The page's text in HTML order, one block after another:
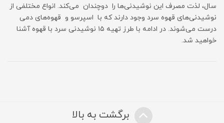
سال، لذت مصرف این نوشیدنی‌ها را دوچندان می‌کند. انواع مختلفی از
نوشیدنی‌های قهوه سرد وجود دارند که با اسپرسو و قهوه‌های دمی
درست می‌شوند. در ادامه با طرز تهیه ۱۵ نوشیدنی سرد با قهوه آشنا
خواهید شد.
برگشت به بالا